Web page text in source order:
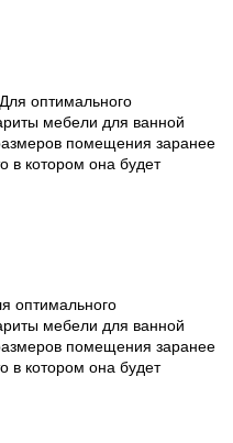
оптимального
мебели для ванной
помещения заранее
в котором она будет
оптимального
мебели для ванной
помещения заранее
в котором она будет